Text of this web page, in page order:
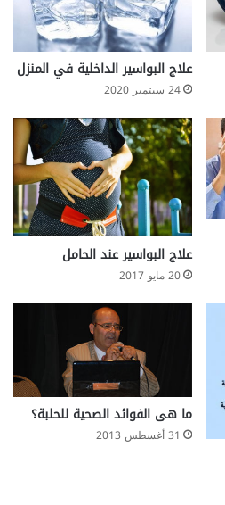
علاج البواسير الداخلية في المنزل
24 سبتمبر 2020
علاج البواسير عند الحامل
20 مايو 2017
ما هى الفوائد الصحية للحلبة؟
31 أغسطس 2013